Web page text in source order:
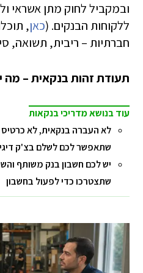
ובמקביל לחוק מתן אשראי
ללקוחות הבנקים. (כאן,
חברתיות – ריבית, תשואה,
תעודת זהות בנקאית – מה
עוד בנושא מדריכי בנקאות
לא העברה בנקאית, לא
שתאפשר לכם לשלם בצ'ק
יש לכם חשבון בנק משותף
שתצטרכו כדי לפעול בחשבון